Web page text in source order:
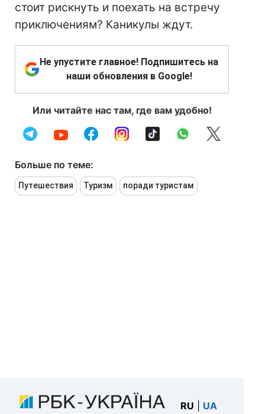
стоит рискнуть и поехать на встречу
приключениям? Каникулы ждут.
Не упустите главное! Подпишитесь на
наши обновления в Google!
Или читайте нас там, где вам удобно!
Больше по теме:
Путешествия Туризм поради туристам
RU UA